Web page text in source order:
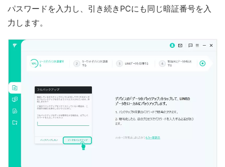
パスワードを入力し、引き続きPCにも同じ暗証番号を入
力します。